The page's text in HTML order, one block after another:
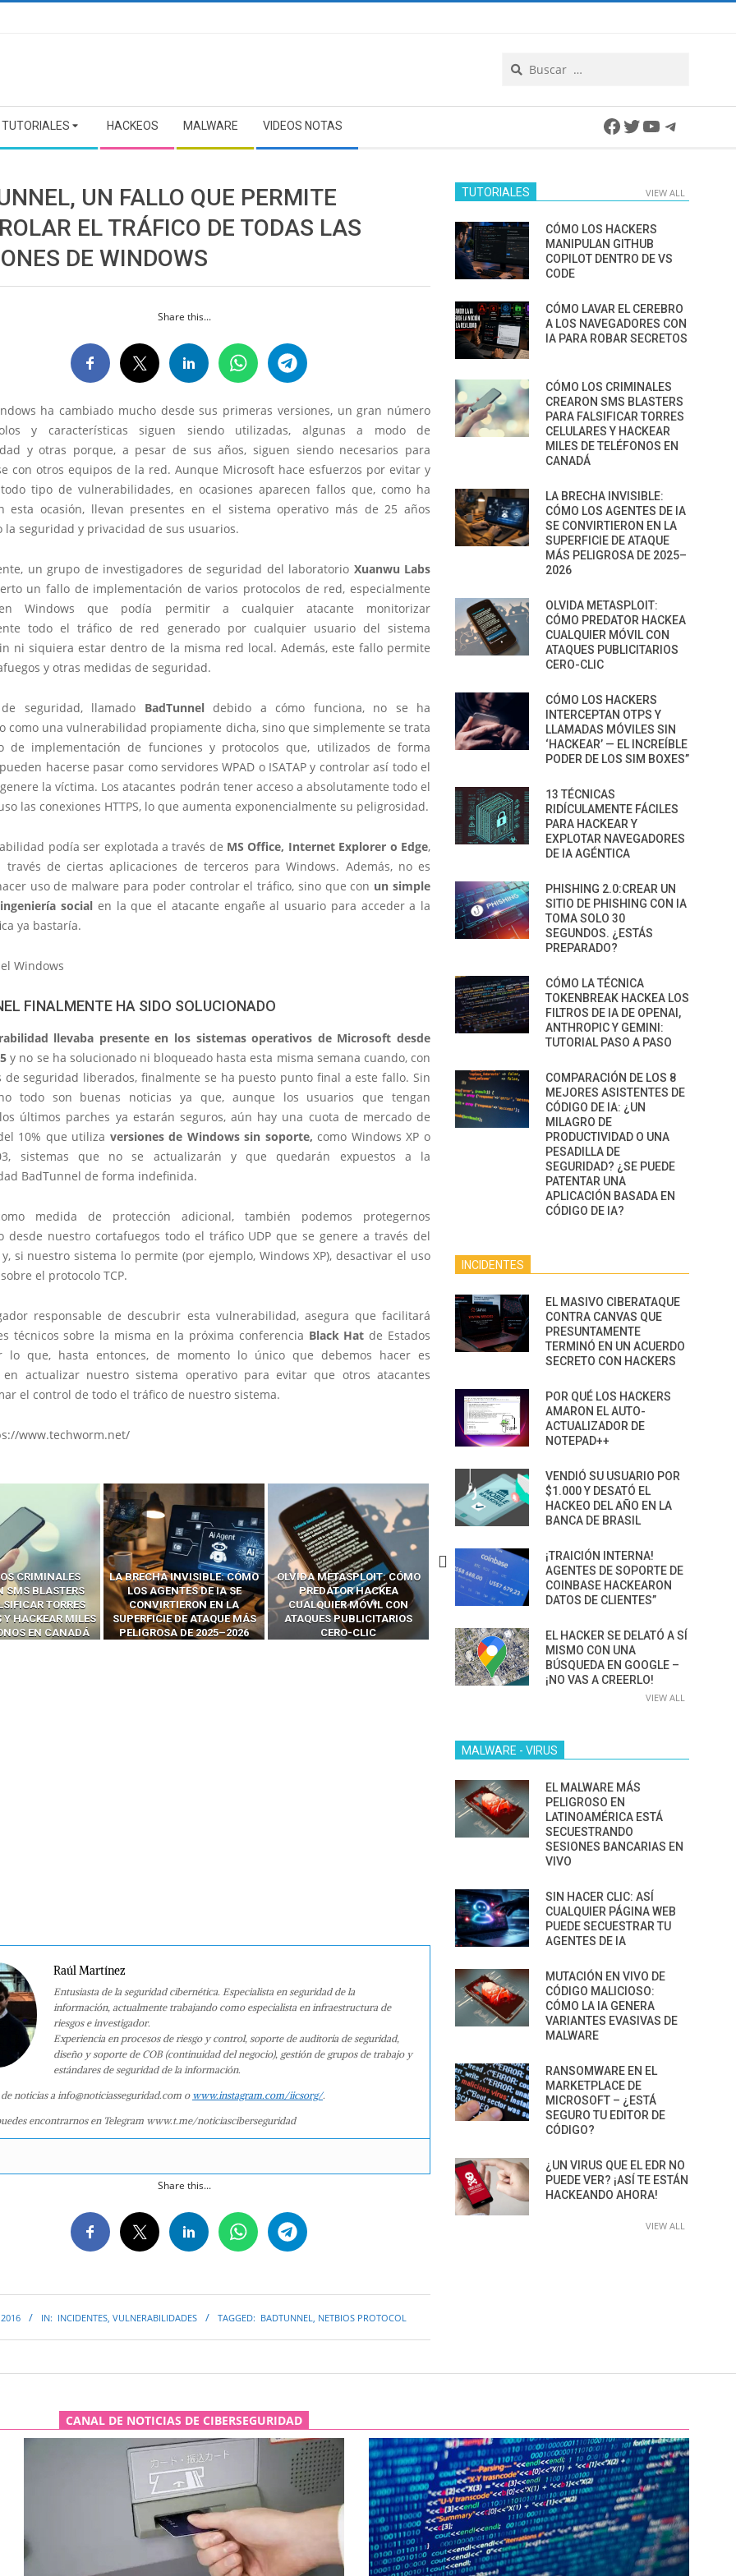
TUTORIALES HACKEOS MALWARE VIDEOS NOTAS Facebook
Twitter
YouTube
UN FALLO QUE PERMITE
EL TRÁFICO DE TODAS LAS
DE WINDOWS
Share this...
ha cambiado mucho desde sus primeras versiones, un gran número
y características siguen siendo utilizadas, algunas a modo de
y otras porque, a pesar de sus años, siguen siendo necesarios para
con otros equipos de la red. Aunque Microsoft hace esfuerzos por evitar y
tipo de vulnerabilidades, en ocasiones aparecen fallos que, como ha
esta ocasión, llevan presentes en el sistema operativo más de 25 años
la seguridad y privacidad de sus usuarios.
un grupo de investigadores de seguridad del laboratorio Xuanwu Labs
un fallo de implementación de varios protocolos de red, especialmente
en Windows que podía permitir a cualquier atacante monitorizar
todo el tráfico de red generado por cualquier usuario del sistema
ni siquiera estar dentro de la misma red local. Además, este fallo permite
y otras medidas de seguridad.
seguridad, llamado BadTunneldebido a cómo funciona, no se ha
como una vulnerabilidad propiamente dicha, sino que simplemente se trata
de implementación de funciones y protocolos que, utilizados de forma
hacerse pasar como servidores WPAD o ISATAP y controlar así todo el
la víctima. Los atacantes podrán tener acceso a absolutamente todo el
las conexiones HTTPS, lo que aumenta exponencialmente su peligrosidad.
podía ser explotada a través de MS Office, Internet Explorer o Edge,
través de ciertas aplicaciones de terceros para Windows. Además, no es
uso de malware para poder controlar el tráfico, sino que con un simple
social en la que el atacante engañe al usuario para acceder a la
ya bastaría.
FINALMENTE HA SIDO SOLUCIONADO
llevaba presente en los sistemas operativos de Microsoft desde
y no se ha solucionado ni bloqueado hasta esta misma semana cuando, con
de seguridad liberados, finalmente se ha puesto punto final a este fallo. Sin
todo son buenas noticias ya que, aunque los usuarios que tengan
últimos parches ya estarán seguros, aún hay una cuota de mercado de
10% que utiliza versiones de Windows sin soporte, como Windows XP o
sistemas que no se actualizarán y que quedarán expuestos a la
BadTunnel de forma indefinida.
medida de protección adicional, también podemos protegernos
desde nuestro cortafuegos todo el tráfico UDP que se genere a través del
si nuestro sistema lo permite (por ejemplo, Windows XP), desactivar el uso
el protocolo TCP.
responsable de descubrir esta vulnerabilidad, asegura que facilitará
técnicos sobre la misma en la próxima conferencia Black Hat de Estados
lo que, hasta entonces, de momento lo único que debemos hacer es
en actualizar nuestro sistema operativo para evitar que otros atacantes
el control de todo el tráfico de nuestro sistema.
www.techworm.net/
INVISIBLE: CÓMO
DE IA SE
EN LA
DE ATAQUE MÁS
DE 2025–2026
OLVIDA METASPLOIT: CÓMO
PREDATOR HACKEA
CUALQUIER MÓVIL CON
ATAQUES PUBLICITARIOS
CERO-CLIC
CÓMO LOS HACKERS
INTERCEPTAN OTPS Y
LLAMADAS MÓVILES SIN
‘HACKEAR’ — EL INCREÍBLE
PODER DE LOS SIM BOXES”
13 TÉCNICAS
RIDÍCULAMENTE FÁCILES
PARA HACKEAR Y EXPLOTAR
AGÉNTICA
CÓMO LOS HACKERS
MANIPULAN GITHUB
COPILOT DENTRO DE VS
Raúl Martínez
Entusiasta de la seguridad cibernética. Especialista en seguridad de la
información, actualmente trabajando como especialista en infraestructura de
riesgos e investigador.
Experiencia en procesos de riesgo y control, soporte de auditoría de seguridad,
diseño y soporte de COB (continuidad del negocio), gestión de grupos de trabajo y
estándares de seguridad de la información.
noticias a info@noticiasseguridad.com o www.instagram.com/iicsorg/.
encontrarnos en Telegram www.t.me/noticiasciberseguridad
Share this...
IN: INCIDENTES VULNERABILIDADES TAGGED: BADTUNNEL NETBIOS PROTOCOL
TUTORIALES VIEW ALL
CÓMO LOS HACKERS
MANIPULAN GITHUB
COPILOT DENTRO DE VS
CODE
CÓMO LAVAR EL CEREBRO
A LOS NAVEGADORES CON
IA PARA ROBAR SECRETOS
CÓMO LOS CRIMINALES
CREARON SMS BLASTERS
PARA FALSIFICAR TORRES
CELULARES Y HACKEAR
MILES DE TELÉFONOS EN
CANADÁ
LA BRECHA INVISIBLE:
CÓMO LOS AGENTES DE IA
SE CONVIRTIERON EN LA
SUPERFICIE DE ATAQUE
MÁS PELIGROSA DE 2025–
2026
OLVIDA METASPLOIT:
CÓMO PREDATOR HACKEA
CUALQUIER MÓVIL CON
ATAQUES PUBLICITARIOS
CERO-CLIC
CÓMO LOS HACKERS
INTERCEPTAN OTPS Y
LLAMADAS MÓVILES SIN
‘HACKEAR’ — EL INCREÍBLE
PODER DE LOS SIM BOXES”
13 TÉCNICAS
RIDÍCULAMENTE FÁCILES
PARA HACKEAR Y
EXPLOTAR NAVEGADORES
DE IA AGÉNTICA
PHISHING 2.0:CREAR UN
SITIO DE PHISHING CON IA
TOMA SOLO 30
SEGUNDOS. ¿ESTÁS
PREPARADO?
CÓMO LA TÉCNICA
TOKENBREAK HACKEA LOS
FILTROS DE IA DE OPENAI,
ANTHROPIC Y GEMINI:
TUTORIAL PASO A PASO
COMPARACIÓN DE LOS 8
MEJORES ASISTENTES DE
CÓDIGO DE IA: ¿UN
MILAGRO DE
PRODUCTIVIDAD O UNA
PESADILLA DE
SEGURIDAD? ¿SE PUEDE
PATENTAR UNA
APLICACIÓN BASADA EN
CÓDIGO DE IA?
INCIDENTES
EL MASIVO CIBERATAQUE
CONTRA CANVAS QUE
PRESUNTAMENTE
TERMINÓ EN UN ACUERDO
SECRETO CON HACKERS
POR QUÉ LOS HACKERS
AMARON EL AUTO-
ACTUALIZADOR DE
NOTEPAD++
VENDIÓ SU USUARIO POR
$1.000 Y DESATÓ EL
HACKEO DEL AÑO EN LA
BANCA DE BRASIL
¡TRAICIÓN INTERNA!
AGENTES DE SOPORTE DE
COINBASE HACKEARON
DATOS DE CLIENTES”
EL HACKER SE DELATÓ A SÍ
MISMO CON UNA
BÚSQUEDA EN GOOGLE –
¡NO VAS A CREERLO!
VIEW ALL
MALWARE - VIRUS
EL MALWARE MÁS
PELIGROSO EN
LATINOAMÉRICA ESTÁ
SECUESTRANDO
SESIONES BANCARIAS EN
VIVO
SIN HACER CLIC: ASÍ
CUALQUIER PÁGINA WEB
PUEDE SECUESTRAR TU
AGENTES DE IA
MUTACIÓN EN VIVO DE
CÓDIGO MALICIOSO:
CÓMO LA IA GENERA
VARIANTES EVASIVAS DE
MALWARE
RANSOMWARE EN EL
MARKETPLACE DE
MICROSOFT – ¿ESTÁ
SEGURO TU EDITOR DE
CÓDIGO?
¿UN VIRUS QUE EL EDR NO
PUEDE VER? ¡ASÍ TE ESTÁN
HACKEANDO AHORA!
VIEW ALL
CANAL DE NOTICIAS DE CIBERSEGURIDAD